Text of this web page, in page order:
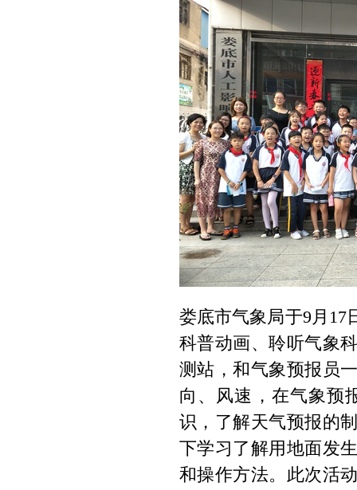
娄底市气象局于9月17
科普动画、聆听气象
测站，和气象预报员
向、风速，在气象预
识，了解天气预报的
下学习了解用地面发
和操作方法。此次活